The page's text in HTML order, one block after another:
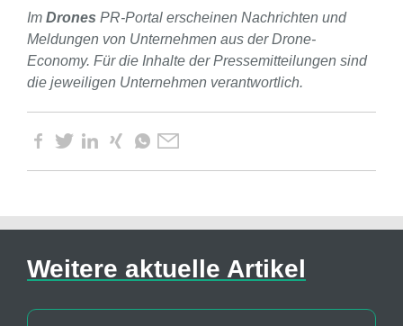
Im Drones PR-Portal erscheinen Nachrichten und
Meldungen von Unternehmen aus der Drone-
Economy. Für die Inhalte der Pressemitteilungen sind
die jeweiligen Unternehmen verantwortlich.
Weitere aktuelle Artikel